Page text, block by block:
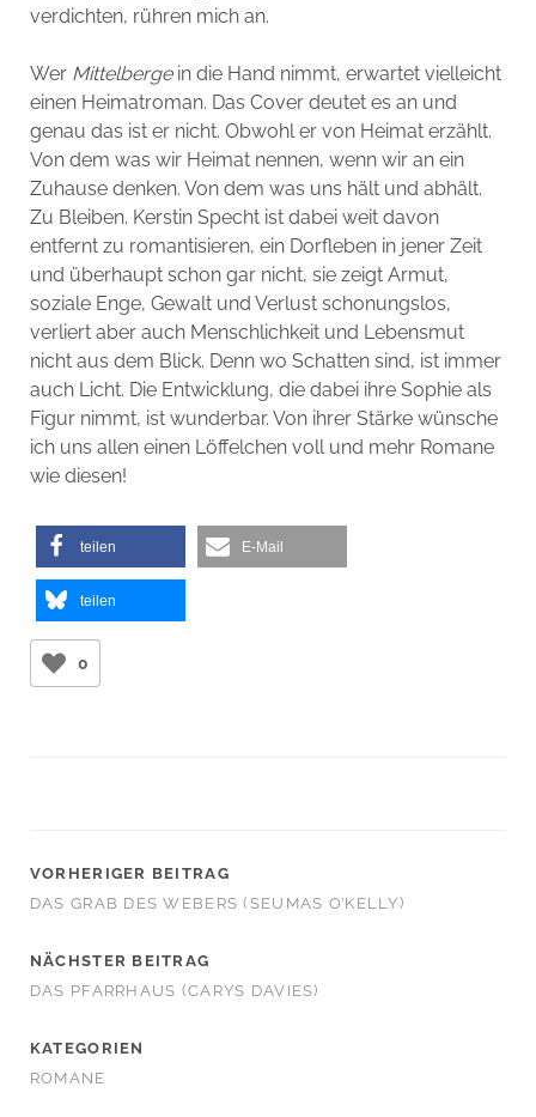
verdichten, rühren mich an.
Wer Mittelbergein die Hand nimmt, erwartet vielleicht
einen Heimatroman. Das Cover deutet es an und
genau das ist er nicht. Obwohl er von Heimat erzählt.
Von dem was wir Heimat nennen, wenn wir an ein
Zuhause denken. Von dem was uns hält und abhält.
Zu Bleiben. Kerstin Specht ist dabei weit davon
entfernt zu romantisieren, ein Dorfleben in jener Zeit
und überhaupt schon gar nicht, sie zeigt Armut,
soziale Enge, Gewalt und Verlust schonungslos,
verliert aber auch Menschlichkeit und Lebensmut
nicht aus dem Blick. Denn wo Schatten sind, ist immer
auch Licht. Die Entwicklung, die dabei ihre Sophie als
Figur nimmt, ist wunderbar. Von ihrer Stärke wünsche
ich uns allen einen Löffelchen voll und mehr Romane
wie diesen!
teilen E-Mail
teilen
0
VORHERIGER BEITRAG
DAS GRAB DES WEBERS (SEUMAS O’KELLY)
NÄCHSTER BEITRAG
DAS PFARRHAUS (CARYS DAVIES)
KATEGORIEN
ROMANE